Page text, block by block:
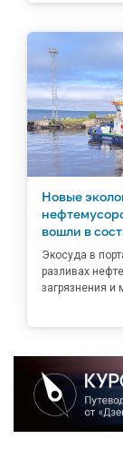
Новые
вошли в
Экосуда в
разливах
загрязнения и